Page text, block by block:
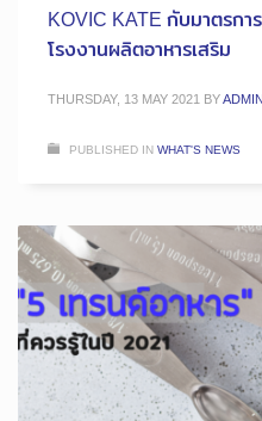
KOVIC KATE กับมาตรก
โรงงานผลิตอาหารเสริม
THURSDAY, 13 MAY 2021 BYADMIN
PUBLISHED INWHAT'S NEWS